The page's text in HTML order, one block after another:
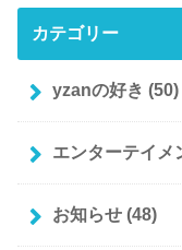
カテゴリー
yzanの好き (50)
エンターテイメ
お知らせ (48)